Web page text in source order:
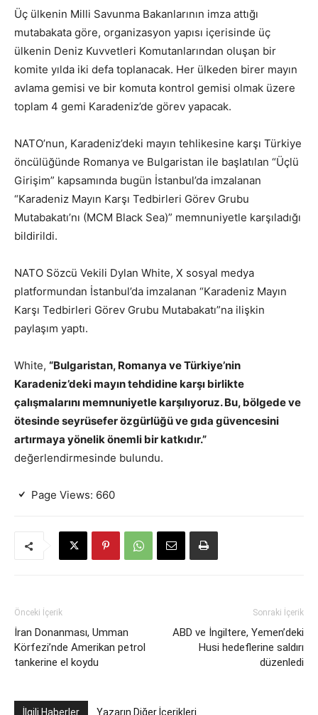
Üç ülkenin Milli Savunma Bakanlarının imza attığı
mutabakata göre, organizasyon yapısı içerisinde üç
ülkenin Deniz Kuvvetleri Komutanlarından oluşan bir
komite yılda iki defa toplanacak. Her ülkeden birer mayın
avlama gemisi ve bir komuta kontrol gemisi olmak üzere
toplam 4 gemi Karadeniz’de görev yapacak.
NATO’nun, Karadeniz’deki mayın tehlikesine karşı Türkiye
öncülüğünde Romanya ve Bulgaristan ile başlatılan “Üçlü
Girişim” kapsamında bugün İstanbul’da imzalanan
“Karadeniz Mayın Karşı Tedbirleri Görev Grubu
Mutabakatı’nı (MCM Black Sea)” memnuniyetle karşıladığı
bildirildi.
NATO Sözcü Vekili Dylan White, X sosyal medya
platformundan İstanbul’da imzalanan “Karadeniz Mayın
Karşı Tedbirleri Görev Grubu Mutabakatı”na ilişkin
paylaşım yaptı.
White, “Bulgaristan, Romanya ve Türkiye’nin
Karadeniz’deki mayın tehdidine karşı birlikte
çalışmalarını memnuniyetle karşılıyoruz. Bu, bölgede ve
ötesinde seyrüsefer özgürlüğü ve gıda güvencesini
artırmaya yönelik önemli bir katkıdır.”
değerlendirmesinde bulundu.
Page Views: 660
Önceki İçerik
İran Donanması, Umman
Körfezi’nde Amerikan petrol
tankerine el koydu
Sonraki İçerik
ABD ve İngiltere, Yemen’deki
Husi hedeflerine saldırı
düzenledi
İlgili Haberler Yazarın Diğer İçerikleri